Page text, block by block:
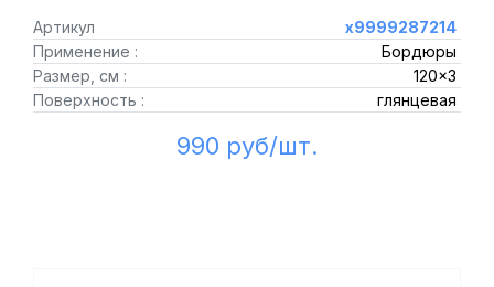
Артикул
х9999287214
Применение :
Бордюры
Размер, см :
120x3
Поверхность :
глянцевая
990 руб/шт.